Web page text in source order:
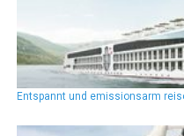
Entspannt und emissionsarm